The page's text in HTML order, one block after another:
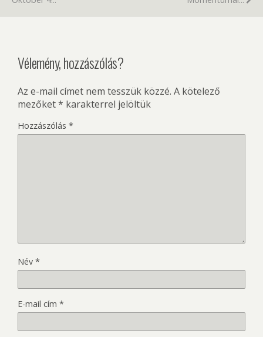
Vélemény, hozzászólás?
Az e-mail címet nem tesszük közzé. A kötelező
mezőket* karakterrel jelöltük
Hozzászólás *
Név *
E-mail cím *